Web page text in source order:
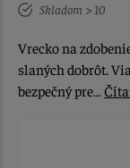
Skladom > 10
Vrecko na
slaných dobrôt.
bezpečný pre…